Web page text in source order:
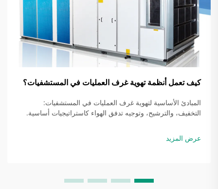
كيف تعمل أنظمة تهوية غرف العمليات في المستشفيات؟
المبادئ الأساسية لتهوية غرف العمليات في المستشفيات:
التخفيف، والترشيح، وتوجيه تدفق الهواء كاستراتيجيات أساسية.
رئيسية للحفاظ على مواقع الجراحة خاليةً من العدوى: تخفيف
تركيز الملوثات…
عرض المزيد